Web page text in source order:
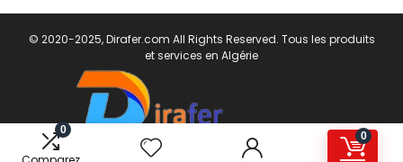
0
0
© 2020-2025, Dirafer.com All Rights Reserved. Tous les produits
et services en Algérie